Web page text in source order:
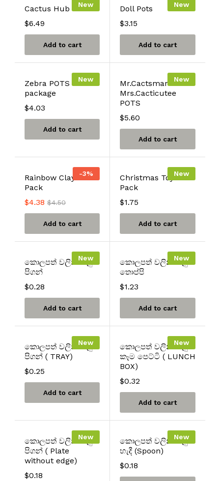
New
Cactus Hub
$6.49
Add to cart
New
Doll Pots
$3.15
Add to cart
New
Zebra POTS
package
$4.03
Add to cart
New
Mr.Cactsmart &
Mrs.Cacticutee
POTS
$5.60
Add to cart
-3%
Rainbow Clay Pot
Pack
$4.38 $4.50
Add to cart
New
Christmas Toy Full
Pack
$1.75
Add to cart
New
කොලපත් වලින් සෑදු
පිගන්
$0.28
Add to cart
New
කොලපත් වලින් සෑදු
තොප්පි
$1.23
Add to cart
New
කොලපත් වලින් සෑදු
පිගන් ( TRAY)
$0.25
Add to cart
New
කොලපත් වලින් සෑදු
කෑම පෙට්ටි ( LUNCH
BOX)
$0.32
Add to cart
New
කොලපත් වලින් සෑදු
පිගන් ( Plate
without edge)
$0.18
New
කොලපත් වලින් සෑදු
හැදී (Spoon)
$0.18